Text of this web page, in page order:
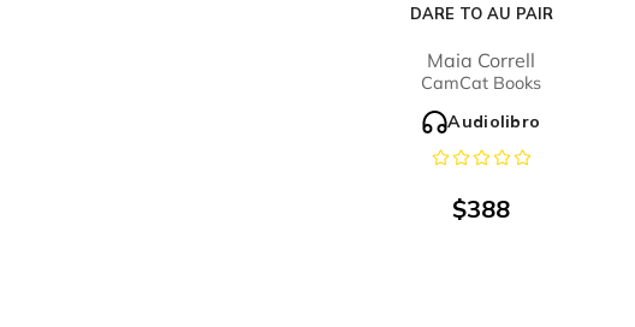
DARE TO AU PAIR
Maia Correll
CamCat Books
Audiolibro
$388